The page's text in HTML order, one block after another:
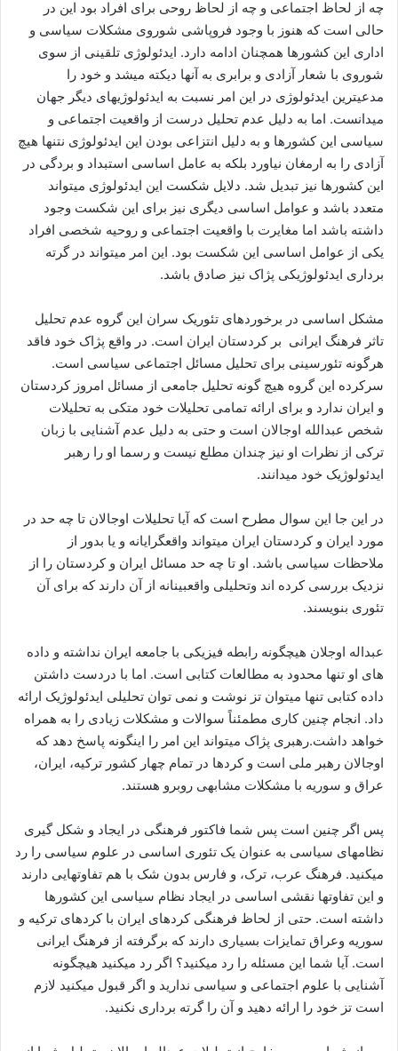
چه از لحاظ اجتماعی و چه از لحاظ روحی برای افراد بود این در
حالی است که هنوز با وجود فروپاشی شوروی مشکلات سیاسی و
اداری این کشورها همچنان ادامه دارد. ایدئولوژی تلقینی از سوی
شوروی با شعار آزادی و برابری به آنها دیکته میشد و خود را
مدعیترین ایدئولوژی در این امر نسبت به ایدئولوژیهای دیگر جهان
میدانست. اما به دلیل عدم تحلیل درست از واقعیت اجتماعی و
سیاسی این کشورها و به دلیل انتزاعی بودن این ایدئولوژی نتنها هیچ
آزادی را به ارمغان نیاورد بلکه به عامل اساسی استبداد و بردگی در
این کشورها نیز تبدیل شد. دلایل شکست این ایدئولوژی میتواند
متعدد باشد و عوامل اساسی دیگری نیز برای این شکست وجود
داشته باشد اما مغایرت با واقعیت اجتماعی و روحیه شخصی افراد
یکی از عوامل اساسی این شکست بود. این امر میتواند در گرته
برداری ایدئولوژیکی پژاک نیز صادق باشد.
مشکل اساسی در برخوردهای تئوریک سران این گروه عدم تحلیل
تاثر فرهنگ ایرانی بر کردستان ایران است. در واقع پژاک خود فاقد
هرگونه تئورسینی برای تحلیل مسائل اجتماعی سیاسی است.
سرکرده این گروه هیچ گونه تحلیل جامعی از مسائل امروز کردستان
و ایران ندارد و برای ارائه تمامی تحلیلات خود متکی به تحلیلات
شخص عبدالله اوجالان است و حتی به دلیل عدم آشنایی با زبان
ترکی از نظرات او نیز چندان مطلع نیست و رسما او را رهبر
ایدئولوژیک خود میدانند.
در این جا این سوال مطرح است که آیا تحلیلات اوجالان تا چه حد در
مورد ایران و کردستان ایران میتواند واقعگرایانه و یا بدور از
ملاحظات سیاسی باشد. او تا چه حد مسائل ایران و کردستان را از
نزدیک بررسی کرده اند وتحلیلی واقعبینانه از آن دارند که برای آن
تئوری بنویسند.
عبداله اوجلان هیچگونه رابطه فیزیکی با جامعه ایران نداشته و داده
های او تنها محدود به مطالعات کتابی است. اما با دردست داشتن
داده کتابی تنها میتوان تز نوشت و نمی توان تحلیلی ایدئولوژیک ارائه
داد. انجام چنین کاری مطمئناً سوالات و مشکلات زیادی را به همراه
خواهد داشت.رهبری پژاک میتواند این امر را اینگونه پاسخ دهد که
اوجالان رهبر ملی است و کردها در تمام چهار کشور ترکیه، ایران،
عراق و سوریه با مشکلات مشابهی روبرو هستند.
پس اگر چنین است پس شما فاکتور فرهنگی در ایجاد و شکل گیری
نظامهای سیاسی به عنوان یک تئوری اساسی در علوم سیاسی را رد
میکنید. فرهنگ عرب، ترک، و فارس بدون شک با هم تفاوتهایی دارند
و این تفاوتها نقشی اساسی در ایجاد نظام سیاسی این کشورها
داشته است. حتی از لحاظ فرهنگی کردهای ایران با کردهای ترکیه و
سوریه وعراق تمایزات بسیاری دارند که برگرفته از فرهنگ ایرانی
است. آیا شما این مسئله را رد میکنید؟ اگر رد میکنید هیچگونه
آشنایی با علوم اجتماعی و سیاسی ندارید و اگر قبول میکنید لازم
است تز خود را ارائه دهید و آن را گرته برداری نکنید.